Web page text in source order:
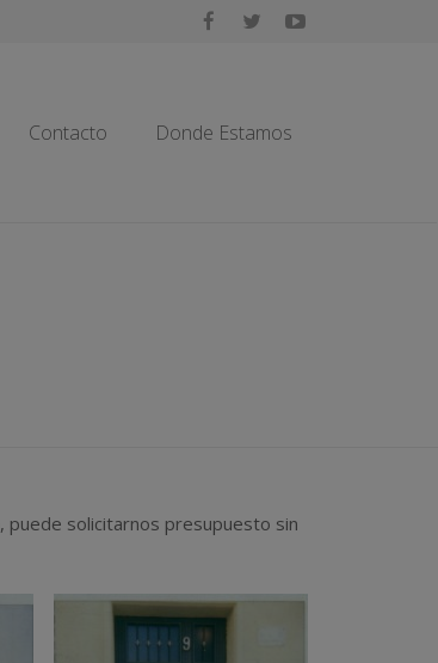
Contacto Donde Estamos
, puede solicitarnos presupuesto sin